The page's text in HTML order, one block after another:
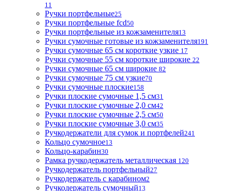
11
Ручки портфельные25
Ручки портфельные fcd50
Ручки портфельные из кожзаменителя13
Ручки сумочные готовые из кожзаменителя191
Ручки сумочные 65 см короткие узкие 17
Ручки сумочные 55 см короткие широкие 22
Ручки сумочные 65 см широкие 82
Ручки сумочные 75 см узкие70
Ручки сумочные плоские158
Ручки плоские сумочные 1,5 см31
Ручки плоские сумочные 2,0 см42
Ручки плоские сумочные 2,5 см50
Ручки плоские сумочные 3,0 см35
Ручкодержатели для сумок и портфелей241
Кольцо сумочное13
Кольцо-карабин30
Рамка ручкодержатель металлическая 120
Ручкодержатель портфельный27
Ручкодержатель с карабином2
Ручкодержатель сумочный13